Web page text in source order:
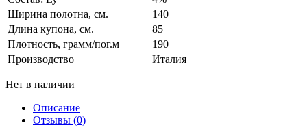
Ширина полотна, см.
140
Длина купона, см.
85
Плотность, грамм/пог.м
190
Производство
Италия
Нет в наличии
Описание
Отзывы (0)